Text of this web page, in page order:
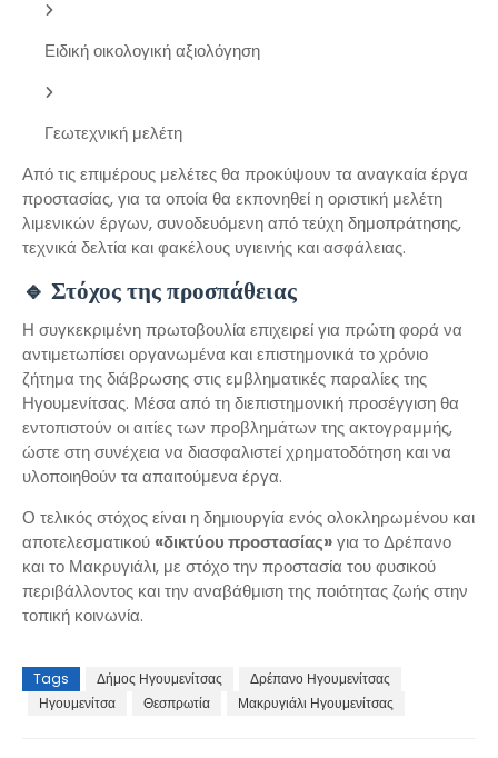
Ειδική οικολογική αξιολόγηση
Γεωτεχνική μελέτη
Από τις επιμέρους μελέτες θα προκύψουν τα αναγκαία έργα
προστασίας, για τα οποία θα εκπονηθεί η οριστική μελέτη
λιμενικών έργων, συνοδευόμενη από τεύχη δημοπράτησης,
τεχνικά δελτία και φακέλους υγιεινής και ασφάλειας.
🔹 Στόχος της προσπάθειας
Η συγκεκριμένη πρωτοβουλία επιχειρεί για πρώτη φορά να
αντιμετωπίσει οργανωμένα και επιστημονικά το χρόνιο
ζήτημα της διάβρωσης στις εμβληματικές παραλίες της
Ηγουμενίτσας. Μέσα από τη διεπιστημονική προσέγγιση θα
εντοπιστούν οι αιτίες των προβλημάτων της ακτογραμμής,
ώστε στη συνέχεια να διασφαλιστεί χρηματοδότηση και να
υλοποιηθούν τα απαιτούμενα έργα.
Ο τελικός στόχος είναι η δημιουργία ενός ολοκληρωμένου και
αποτελεσματικού «δικτύου προστασίας»για το Δρέπανο
και το Μακρυγιάλι, με στόχο την προστασία του φυσικού
περιβάλλοντος και την αναβάθμιση της ποιότητας ζωής στην
τοπική κοινωνία.
Tags Δήμος Ηγουμενίτσας
Δρέπανο Ηγουμενίτσας
Ηγουμενίτσα
Θεσπρωτία Μακρυγιάλι Ηγουμενίτσας